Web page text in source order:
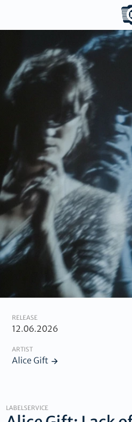
RELEASE
12.06.2026
ARTIST
Alice Gift
LABELSERVICE